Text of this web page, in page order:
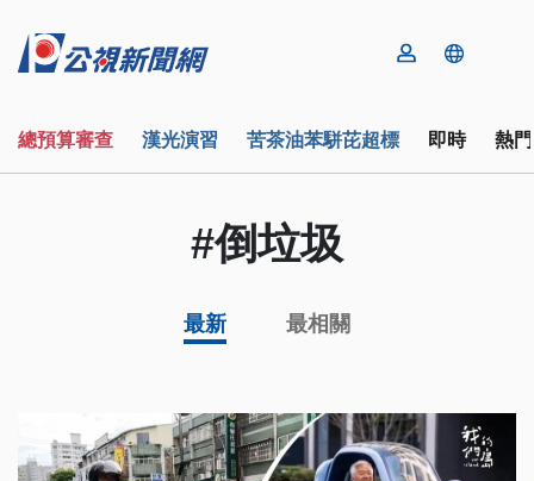
總預算審查 漢光演習 苦茶油苯駢芘超標 即時 熱
#倒垃圾
最新 最相關